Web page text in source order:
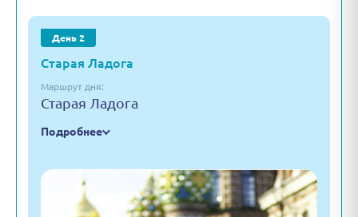
День 2
Старая Ладога
Маршрут дня:
Старая Ладога
Подробнее